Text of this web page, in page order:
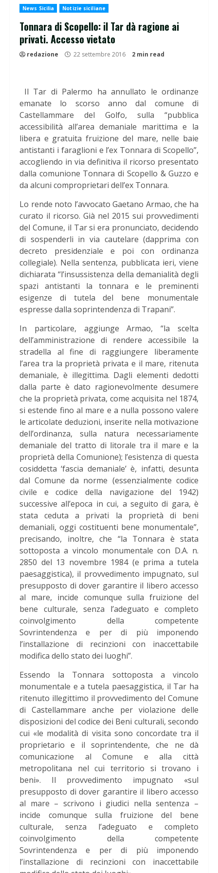
News Sicilia Notizie siciliane
Tonnara di Scopello: il Tar dà ragione ai
privati. Accesso vietato
redazione 22 settembre 2016 2 min read
Il Tar di Palermo ha annullato le ordinanze
emanate lo scorso anno dal comune di
Castellammare del Golfo, sulla “pubblica
accessibilità all’area demaniale marittima e la
libera e gratuita fruizione del mare, nelle baie
antistanti i faraglioni e l’ex Tonnara di Scopello”,
accogliendo in via definitiva il ricorso presentato
dalla comunione Tonnara di Scopello & Guzzo e
da alcuni comproprietari dell’ex Tonnara.
Lo rende noto l’avvocato Gaetano Armao, che ha
curato il ricorso. Già nel 2015 sui provvedimenti
del Comune, il Tar si era pronunciato, decidendo
di sospenderli in via cautelare (dapprima con
decreto presidenziale e poi con ordinanza
collegiale). Nella sentenza, pubblicata ieri, viene
dichiarata “l’insussistenza della demanialità degli
spazi antistanti la tonnara e le preminenti
esigenze di tutela del bene monumentale
espresse dalla soprintendenza di Trapani”.
In particolare, aggiunge Armao, “la scelta
dell’amministrazione di rendere accessibile la
stradella al fine di raggiungere liberamente
l’area tra la proprietà privata e il mare, ritenuta
demaniale, è illegittima. Dagli elementi dedotti
dalla parte è dato ragionevolmente desumere
che la proprietà privata, come acquisita nel 1874,
si estende fino al mare e a nulla possono valere
le articolate deduzioni, inserite nella motivazione
dell’ordinanza, sulla natura necessariamente
demaniale del tratto di litorale tra il mare e la
proprietà della Comunione); l’esistenza di questa
cosiddetta ‘fascia demaniale’ è, infatti, desunta
dal Comune da norme (essenzialmente codice
civile e codice della navigazione del 1942)
successive all’epoca in cui, a seguito di gara, è
stata ceduta a privati la proprietà di beni
demaniali, oggi costituenti bene monumentale”,
precisando, inoltre, che “la Tonnara è stata
sottoposta a vincolo monumentale con D.A. n.
2850 del 13 novembre 1984 (e prima a tutela
paesaggistica), il provvedimento impugnato, sul
presupposto di dover garantire il libero accesso
al mare, incide comunque sulla fruizione del
bene culturale, senza l’adeguato e completo
coinvolgimento della competente
Sovrintendenza e per di più imponendo
l’installazione di recinzioni con inaccettabile
modifica dello stato dei luoghi”.
Essendo la Tonnara sottoposta a vincolo
monumentale e a tutela paesaggistica, il Tar ha
ritenuto illegittimo il provvedimento del Comune
di Castellammare anche per violazione delle
disposizioni del codice dei Beni culturali, secondo
cui «le modalità di visita sono concordate tra il
proprietario e il soprintendente, che ne dà
comunicazione al Comune e alla città
metropolitana nel cui territorio si trovano i
beni». Il provvedimento impugnato «sul
presupposto di dover garantire il libero accesso
al mare – scrivono i giudici nella sentenza –
incide comunque sulla fruizione del bene
culturale, senza l’adeguato e completo
coinvolgimento della competente
Sovrintendenza e per di più imponendo
l’installazione di recinzioni con inaccettabile